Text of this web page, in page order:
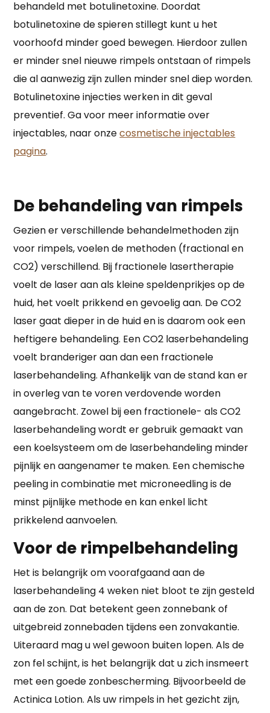
behandeld met botulinetoxine. Doordat
botulinetoxine de spieren stillegt kunt u het
voorhoofd minder goed bewegen. Hierdoor zullen
er minder snel nieuwe rimpels ontstaan of rimpels
die al aanwezig zijn zullen minder snel diep worden.
Botulinetoxine injecties werken in dit geval
preventief. Ga voor meer informatie over
injectables, naar onzecosmetische injectables
pagina.
De behandeling van rimpels
Gezien er verschillende behandelmethoden zijn
voor rimpels, voelen de methoden (fractional en
CO2) verschillend. Bij fractionele lasertherapie
voelt de laser aan als kleine speldenprikjes op de
huid, het voelt prikkend en gevoelig aan. De CO2
laser gaat dieper in de huid en is daarom ook een
heftigere behandeling. Een CO2 laserbehandeling
voelt branderiger aan dan een fractionele
laserbehandeling. Afhankelijk van de stand kan er
in overleg van te voren verdovende worden
aangebracht. Zowel bij een fractionele- als CO2
laserbehandeling wordt er gebruik gemaakt van
een koelsysteem om de laserbehandeling minder
pijnlijk en aangenamer te maken. Een chemische
peeling in combinatie met microneedling is de
minst pijnlijke methode en kan enkel licht
prikkelend aanvoelen.
Voor de rimpelbehandeling
Het is belangrijk om voorafgaand aan de
laserbehandeling 4 weken niet bloot te zijn gesteld
aan de zon. Dat betekent geen zonnebank of
uitgebreid zonnebaden tijdens een zonvakantie.
Uiteraard mag u wel gewoon buiten lopen. Als de
zon fel schijnt, is het belangrijk dat u zich insmeert
met een goede zonbescherming. Bijvoorbeeld de
Actinica Lotion. Als uw rimpels in het gezicht zijn,